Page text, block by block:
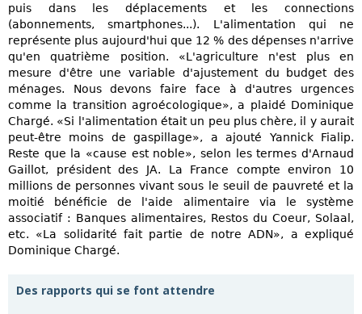
puis dans les déplacements et les connections
(abonnements, smartphones...). L'alimentation qui ne
représente plus aujourd'hui que 12 % des dépenses n'arrive
qu'en quatrième position. «L'agriculture n'est plus en
mesure d'être une variable d'ajustement du budget des
ménages. Nous devons faire face à d'autres urgences
comme la transition agroécologique», a plaidé Dominique
Chargé. «Si l'alimentation était un peu plus chère, il y aurait
peut-être moins de gaspillage», a ajouté Yannick Fialip.
Reste que la «cause est noble», selon les termes d'Arnaud
Gaillot, président des JA. La France compte environ 10
millions de personnes vivant sous le seuil de pauvreté et la
moitié bénéficie de l'aide alimentaire via le système
associatif : Banques alimentaires, Restos du Coeur, Solaal,
etc. «La solidarité fait partie de notre ADN», a expliqué
Dominique Chargé.
Des rapports qui se font attendre